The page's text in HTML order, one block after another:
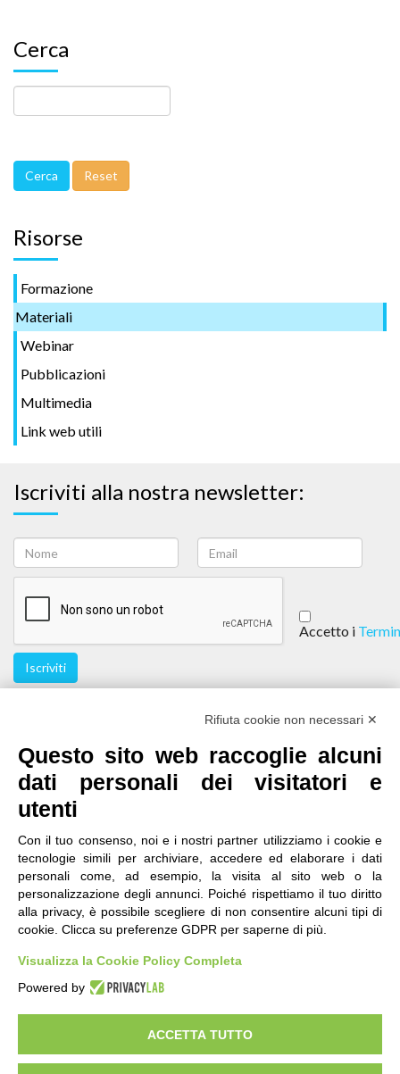
Cerca
Risorse
Formazione
Materiali
Webinar
Pubblicazioni
Multimedia
Link web utili
Iscriviti alla nostra newsletter:
Accetto i
Iscriviti
contatti| qualità accessibilità |privacy|
note legali
IRES Piemonte - Istituto di Ricerche Economico
Sociali del Piemonte
Via Nizza 18, 10125 Torino - C.F.80084650011
P.Iva 04328830015
© 2018 All Rights Reserved
Rifiuta cookie non necessari ✕
Questo sito web raccoglie alcuni
dati personali dei visitatori e
utenti
Con il tuo consenso, noi e i nostri partner utilizziamo i cookie e
tecnologie simili per archiviare, accedere ed elaborare i dati
personali come, ad esempio, la visita al sito web o la
personalizzazione degli annunci. Poiché rispettiamo il tuo diritto
alla privacy, è possibile scegliere di non consentire alcuni tipi di
cookie. Clicca su preferenze GDPR per saperne di più.
Visualizza la Cookie Policy Completa
Powered by
ACCETTA TUTTO